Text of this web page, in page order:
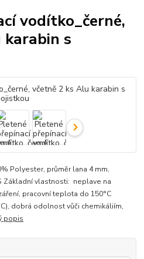
vodítko_černé,
s
Polyester, průměr lana 4 mm,
Základní vlastnosti: neplave na
pracovní teplota do 150°C
dobrá odolnost vůči chemikáliím,
popis